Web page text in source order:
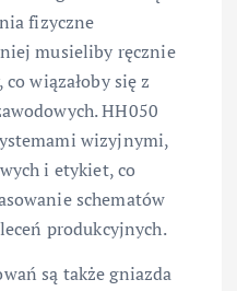
fizyczne
musieliby ręcznie
wiązałoby się z
HH050
wizyjnymi,
i etykiet, co
schematów
produkcyjnych.
są także gniazda